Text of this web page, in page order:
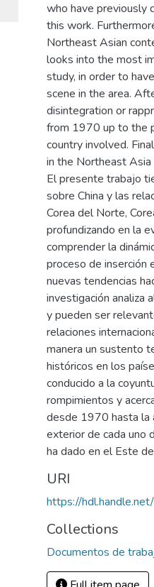
who have previously
this work.
Northeast Asian
looks into the most
study, in order to
scene in the area.
disintegration or
from 1970 up to the
country involved.
in the Northeast Asia
El presente trabajo
sobre China y las
Corea del Norte,
profundizando en la
comprender la
proceso de inserción
nuevas tendencias
investigación analiza
y pueden ser
relaciones
manera un sustento
históricos en los
conducido a la
rompimientos y
desde 1970 hasta la
exterior de cada uno
ha dado en el Este
URI
https://
Collections
Documentos de